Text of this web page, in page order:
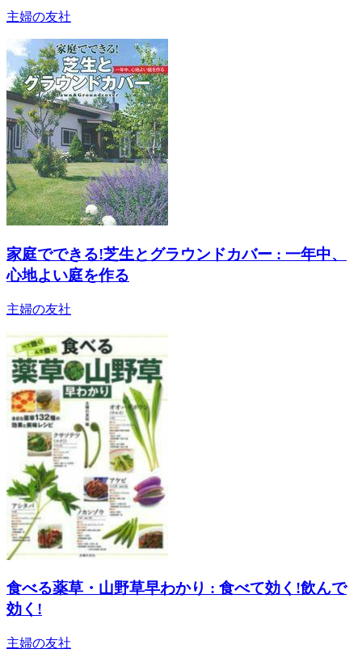
主婦の友社
家庭でできる!芝生とグラウンドカバー : 一年中、
心地よい庭を作る
主婦の友社
食べる薬草・山野草早わかり : 食べて効く!飲んで
効く!
主婦の友社